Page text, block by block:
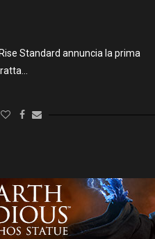
Standard annuncia la prima